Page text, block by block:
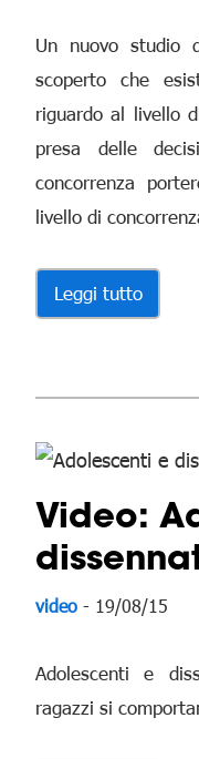
Un nuovo studio
scoperto che
riguardo al livello
presa delle
concorrenza
livello di
Leggi tutto
Video:
video - 19/08/15
Adolescenti e
ragazzi si